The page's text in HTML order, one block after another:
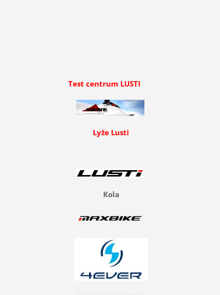
Test centrum LUSTI
Lyže Lusti
Kola